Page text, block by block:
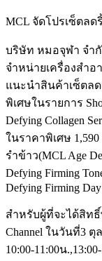
MCL จัดโปรเซ็ตลด
บริษัท หมอจุฬา จำ
จำหน่ายเครื่องสำ
แนะนำสินค้าเซ็ตล
พิเศษในรายการ
Defying Collagen
ในราคาพิเศษ
รำข้าว(MCL Age
Defying Firming
Defying Firming
สำหรับผู้ที่จะได้สิทธิ์
Channel ในวันที่3 ตุ
10:00-11:00น